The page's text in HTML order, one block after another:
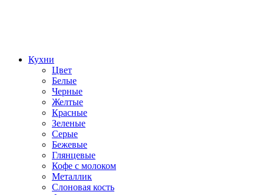
Кухни
Цвет
Белые
Черные
Желтые
Красные
Зеленые
Серые
Бежевые
Глянцевые
Кофе с молоком
Металлик
Слоновая кость